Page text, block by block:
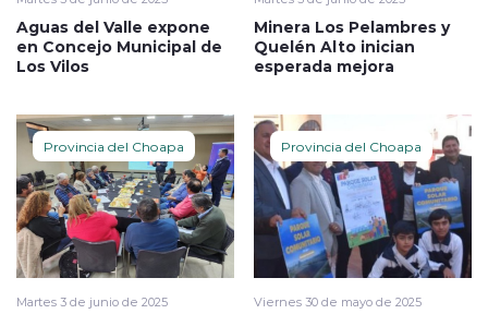
Aguas del Valle expone
en Concejo Municipal de
Los Vilos
Minera Los Pelambres y
Quelén Alto inician
esperada mejora
Provincia del Choapa
Martes 3 de junio de 2025
Provincia del Choapa
Viernes 30 de mayo de 2025